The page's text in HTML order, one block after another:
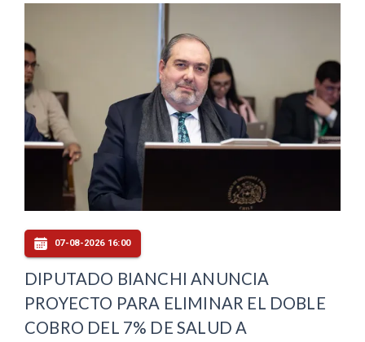
07-08-2026 16:00
DIPUTADO BIANCHI ANUNCIA
PROYECTO PARA ELIMINAR EL DOBLE
COBRO DEL 7% DE SALUD A